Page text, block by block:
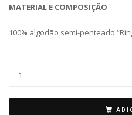
MATERIAL E COMPOSIÇÃO
100% algodão semi-penteado